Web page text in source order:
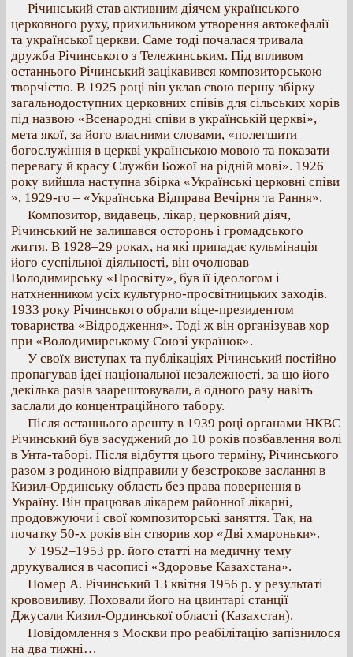
Річинський став активним діячем українського
церковного руху, прихильником утворення автокефалії
та української церкви. Саме тоді почалася тривала
дружба Річинського з Тележинським. Під впливом
останнього Річинський зацікавився композиторською
творчістю. В 1925 році він уклав свою першу збірку
загальнодоступних церковних співів для сільських хорів
під назвою «Всенародні співи в українській церкві»,
мета якої, за його власними словами, «полегшити
богослужіння в церкві українською мовою та показати
перевагу й красу Служби Божої на рідній мові». 1926
року вийшла наступна збірка «Українські церковні співи
», 1929-го – «Українська Відправа Вечірня та Рання».
Композитор, видавець, лікар, церковний діяч,
Річинський не залишався осторонь і громадського
життя. В 1928–29 роках, на які припадає кульмінація
його суспільної діяльності, він очолював
Володимирську «Просвіту», був її ідеологом і
натхненником усіх культурно-просвітницьких заходів.
1933 року Річинського обрали віце-президентом
товариства «Відродження». Тоді ж він організував хор
при «Володимирському Союзі українок».
У своїх виступах та публікаціях Річинський постійно
пропагував ідеї національної незалежності, за що його
декілька разів заарештовували, а одного разу навіть
заслали до концентраційного табору.
Після останнього арешту в 1939 році органами НКВС
Річинський був засуджений до 10 років позбавлення волі
в Унта-таборі. Після відбуття цього терміну, Річинського
разом з родиною відправили у безстрокове заслання в
Кизил-Ординську область без права повернення в
Україну. Він працював лікарем районної лікарні,
продовжуючи і свої композиторські заняття. Так, на
початку 50-х років він створив хор «Дві хмароньки».
У 1952–1953 рр. його статті на медичну тему
друкувалися в часописі «Здоровье Казахстана».
Помер А. Річинський 13 квітня 1956 р. у результаті
крововиливу. Поховали його на цвинтарі станції
Джусали Кизил-Ординської області (Казахстан).
Повідомлення з Москви про реабілітацію запізнилося
на два тижні…